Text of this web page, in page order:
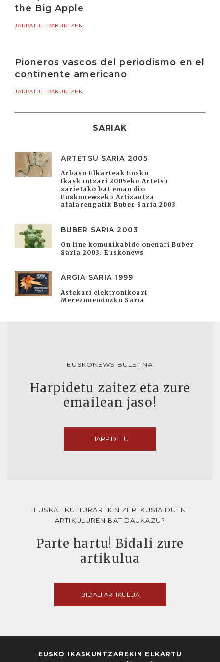
the Big Apple
JARRAITU IRAKURTZEN
Pioneros vascos del periodismo en el
continente americano
JARRAITU IRAKURTZEN
SARIAK
ARTETSU SARIA 2005
Arbaso Elkarteak Eusko
Ikaskuntzari 2005eko Artetsu
sarietako bat eman dio
Euskonewseko Artisautza
atalarengatik Buber Saria 2003
BUBER SARIA 2003
On line komunikabide onenari Buber
Saria 2003. Euskonews
ARGIA SARIA 1999
Astekari elektronikoari
Merezimenduzko Saria
EUSKONEWS BULETINA
Harpidetu zaitez eta zure
emailean jaso!
HARPIDETU
EUSKAL KULTURAREKIN ZER IKUSIA DUEN
ARTIKULUREN BAT DAUKAZU?
Parte hartu! Bidali zure
artikulua
BIDALI ARTIKULUA
EUSKO IKASKUNTZAREKIN ELKARTU